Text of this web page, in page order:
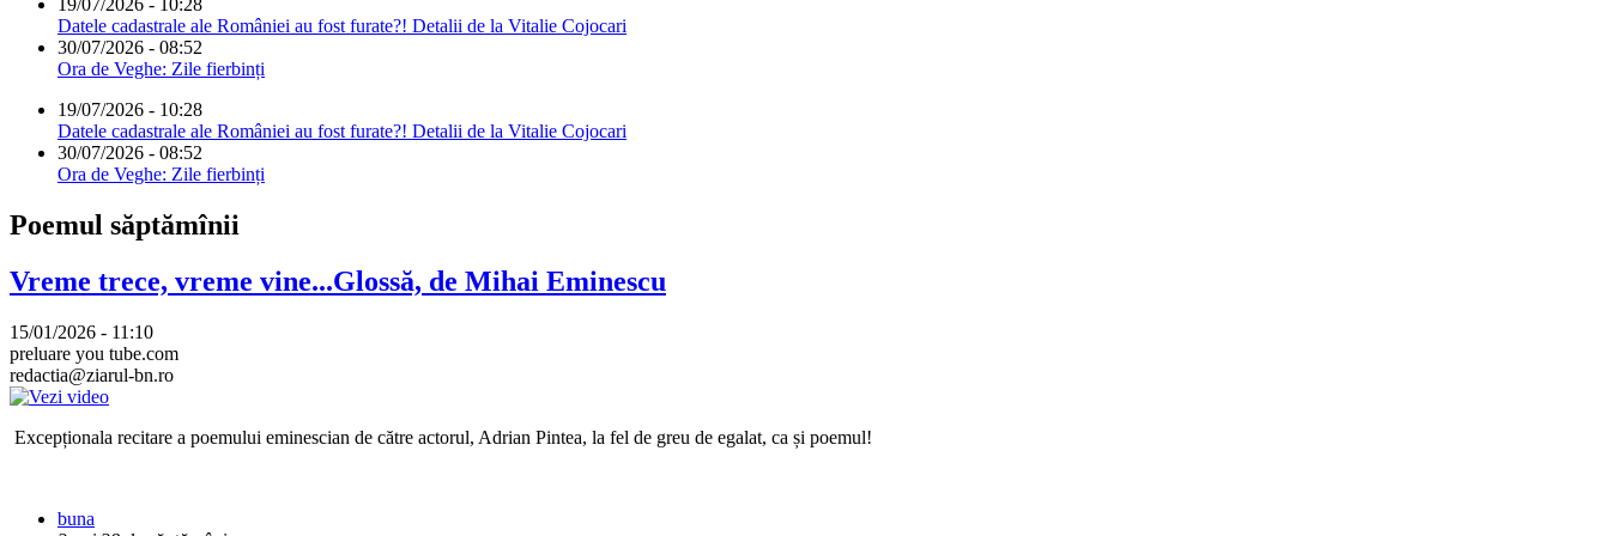
19/07/2026 - 10:28
Datele cadastrale ale României au fost furate?! Detalii de la Vitalie Cojocari
30/07/2026 - 08:52
Ora de Veghe: Zile fierbinți
19/07/2026 - 10:28
Datele cadastrale ale României au fost furate?! Detalii de la Vitalie Cojocari
30/07/2026 - 08:52
Ora de Veghe: Zile fierbinți
Poemul săptămînii
Vreme trece, vreme vine...Glossă, de Mihai Eminescu
15/01/2026 - 11:10
preluare you tube.com
redactia@ziarul-bn.ro
Excepționala recitare a poemului eminescian de către actorul, Adrian Pintea, la fel de greu de egalat, ca și poemul!
buna